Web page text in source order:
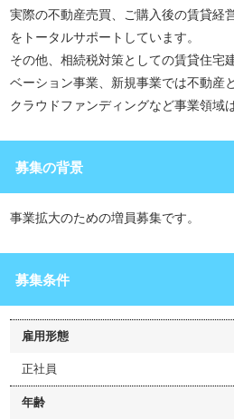
実際の不動産売買、ご購入後の賃貸経
をトータルサポートしています。
その他、相続税対策としての賃貸住宅
ベーション事業、新規事業では不動産
クラウドファンディングなど事業領域
募集の背景
事業拡大のための増員募集です。
募集条件
雇用形態
正社員
年齢